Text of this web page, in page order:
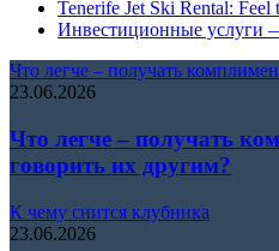
Tenerife Jet Ski Rental:
Инвестиционные услуги
Что легче – получать
23.06.2026
Что легче – получать
говорить их другим?
К чему снится клубника
23.06.2026